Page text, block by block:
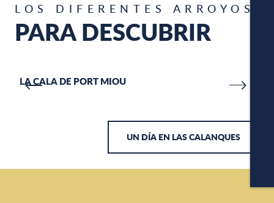
LOS DIFERENTES ARROYOS
PARA DESCUBRIR
LA CALA DE PORT MIOU
UN DÍA EN LAS CALANQUES